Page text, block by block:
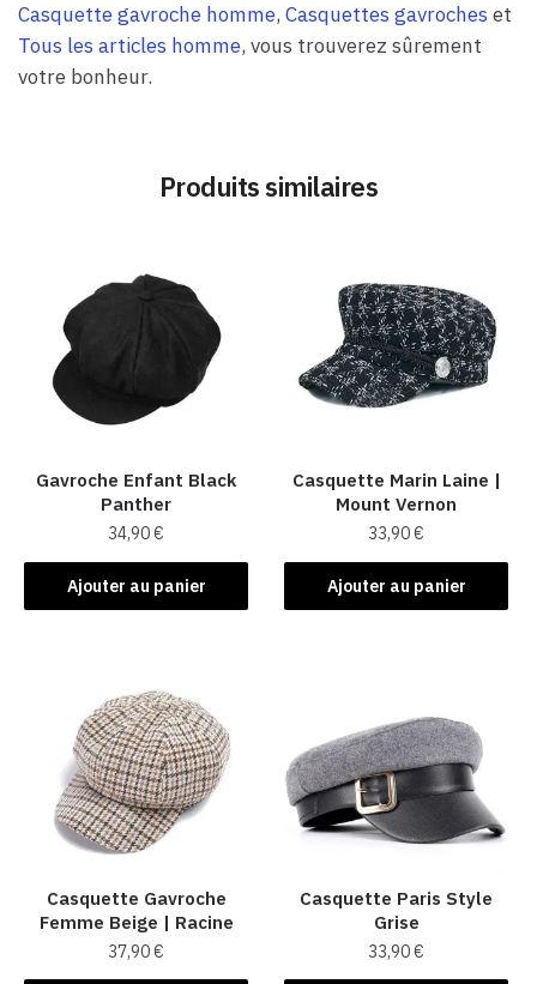
Casquette gavroche homme, Casquettes gavroches et
Tous les articles homme, vous trouverez sûrement
votre bonheur.
Produits similaires
Gavroche Enfant Black
Panther
34,90€
Ajouter au panier
Casquette Marin Laine |
Mount Vernon
33,90€
Ajouter au panier
Casquette Gavroche
Femme Beige​ | Racine
37,90€
Casquette Paris Style
Grise
33,90€